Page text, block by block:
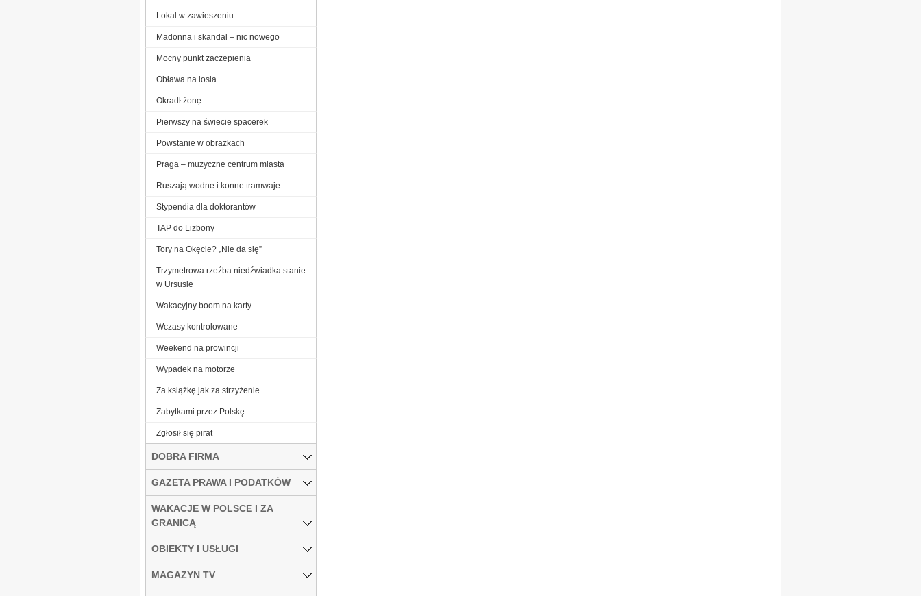
Lokal w zawieszeniu
Madonna i skandal – nic nowego
Mocny punkt zaczepienia
Obława na łosia
Okradł żonę
Pierwszy na świecie spacerek
Powstanie w obrazkach
Praga – muzyczne centrum miasta
Ruszają wodne i konne tramwaje
Stypendia dla doktorantów
TAP do Lizbony
Tory na Okęcie? „Nie da się”
Trzymetrowa rzeźba niedźwiadka stanie
w Ursusie
Wakacyjny boom na karty
Wczasy kontrolowane
Weekend na prowincji
Wypadek na motorze
Za książkę jak za strzyżenie
Zabytkami przez Polskę
Zgłosił się pirat
DOBRA FIRMA
GAZETA PRAWA I PODATKÓW
WAKACJE W POLSCE I ZA
GRANICĄ
OBIEKTY I USŁUGI
MAGAZYN TV